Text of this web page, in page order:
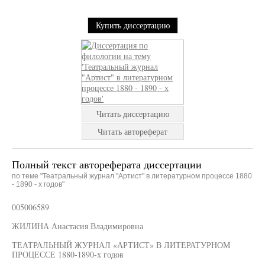
Купить диссертацию
Читать диссертацию
Читать автореферат
Полный текст автореферата диссертации
по теме "Театральный журнал "Артист" в литературном процессе 1880
- 1890 - х годов"
005006589
ЖИЛИНА Анастасия Владимировна
ТЕАТРАЛЬНЫЙ ЖУРНАЛ «АРТИСТ» В ЛИТЕРАТУРНОМ
ПРОЦЕССЕ 1880-1890-х годов